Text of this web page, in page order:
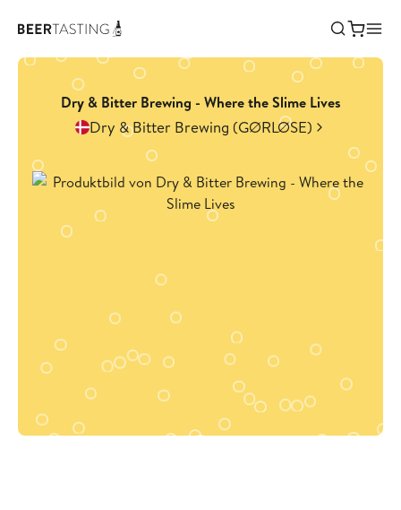
Dry & Bitter Brewing - Where the Slime Lives
Dry & Bitter Brewing (GØRLØSE)